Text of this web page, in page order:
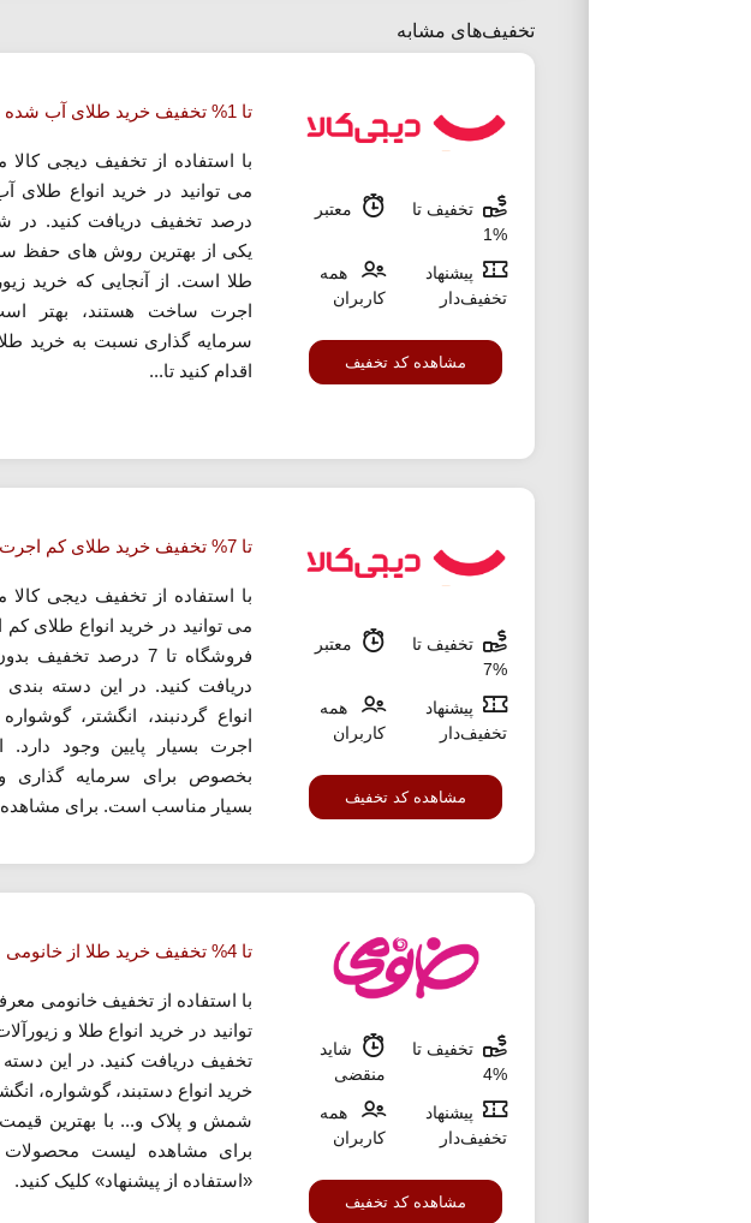
تخفیف‌های مشابه
تخفیف تا
%1
معتبر
پیشنهاد
تخفیف‌دار
همه
کاربران
مشاهده کد تخفیف
تا 1% تخفیف خرید طلای آب شده دیجی کالا
با استفاده از تخفیف دیجی
درصد تخفیف دریافت کنید. در
یکی از بهترین روش های حفظ
طلا است. از آنجایی که خرید
اجرت ساخت هستند، بهتر
سرمایه گذاری نسبت به خرید
اقدام کنید تا...
تخفیف تا
%7
معتبر
پیشنهاد
تخفیف‌دار
همه
کاربران
مشاهده کد تخفیف
تا 7% تخفیف خرید طلای کم اجرت دیجی کالا
با استفاده از تخفیف دیجی
می توانید در خرید انواع طلای کم
فروشگاه تا 7 درصد
دریافت کنید. در این دسته بندی
انواع گردنبند، انگشتر،
اجرت بسیار پایین وجود
بخصوص برای سرمایه گذاری
بسیار مناسب است. برای
تخفیف تا
%4
شاید
منقضی
پیشنهاد
تخفیف‌دار
همه
کاربران
مشاهده کد تخفیف
تا 4% تخفیف خرید طلا از خانومی
با استفاده از تخفیف خانومی
تخفیف دریافت کنید. در این دسته
خرید انواع دستبند، گوشواره،
شمش و پلاک و... با بهترین قیمت
برای مشاهده لیست محصولات
«استفاده از پیشنهاد» کلیک کنید.